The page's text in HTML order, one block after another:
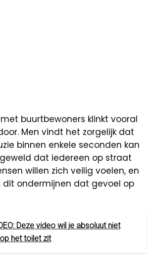
buurtbewoners klinkt vooral
Men vindt het zorgelijk dat
binnen enkele seconden kan
dat iedereen op straat
willen zich veilig voelen, en
dit ondermijnen dat gevoel op
Deze video wil je absoluut niet
het toilet zit